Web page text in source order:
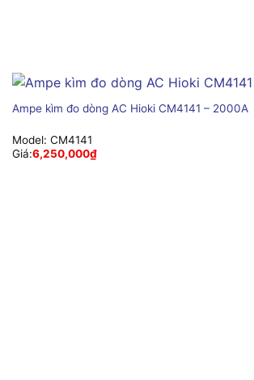
Ampe kìm đo dòng AC Hioki CM4141 – 2000A
Model: CM4141
Giá:6,250,000₫